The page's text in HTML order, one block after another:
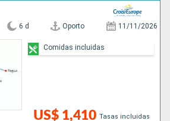
6 d Oporto 11/11/2026
US$ 1,410 Tasas incluidas
Comidas incluidas